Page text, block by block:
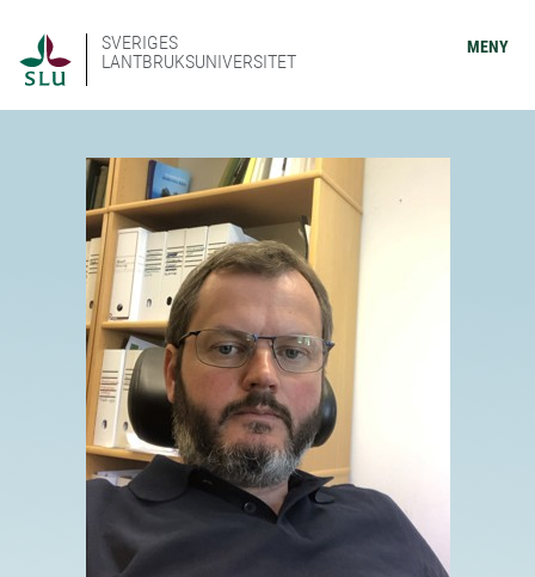
SVERIGES
LANTBRUKSUNIVERSITET
MENY